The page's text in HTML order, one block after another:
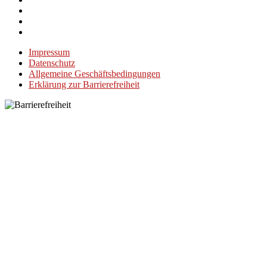
Impressum
Datenschutz
Allgemeine Geschäftsbedingungen
Erklärung zur Barrierefreiheit